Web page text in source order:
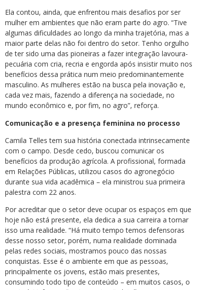
Ela contou, ainda, que enfrentou mais desafios por ser
mulher em ambientes que não eram parte do agro. “Tive
algumas dificuldades ao longo da minha trajetória, mas a
maior parte delas não foi dentro do setor. Tenho orgulho
de ter sido uma das pioneiras a fazer integração lavoura-
pecuária com cria, recria e engorda após insistir muito nos
benefícios dessa prática num meio predominantemente
masculino. As mulheres estão na busca pela inovação e,
cada vez mais, fazendo a diferença na sociedade, no
mundo econômico e, por fim, no agro”, reforça.
Comunicação e a presença feminina no processo
Camila Telles tem sua história conectada intrinsecamente
com o campo. Desde cedo, buscou comunicar os
benefícios da produção agrícola. A profissional, formada
em Relações Públicas, utilizou casos do agronegócio
durante sua vida acadêmica – ela ministrou sua primeira
palestra com 22 anos.
Por acreditar que o setor deve ocupar os espaços em que
hoje não está presente, ela dedica a sua carreira a tornar
isso uma realidade. “Há muito tempo temos defensoras
desse nosso setor, porém, numa realidade dominada
pelas redes sociais, mostramos pouco das nossas
conquistas. Esse é o ambiente em que as pessoas,
principalmente os jovens, estão mais presentes,
consumindo todo tipo de conteúdo – em muitos casos, o